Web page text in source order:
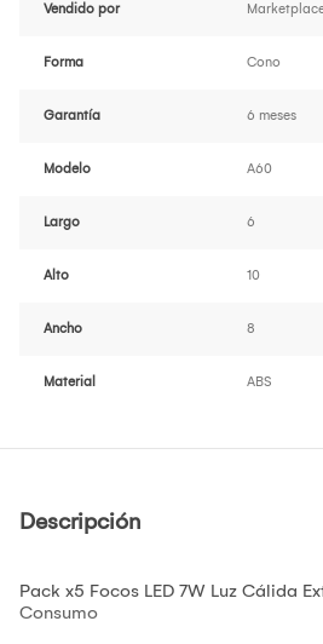
Vendido por
Forma Cono
Garantía 6 meses
Modelo A60
Largo 6
Alto 10
Ancho 8
Material ABS
Descripción
Pack x5 Focos LED 7W Luz Cálida
Consumo